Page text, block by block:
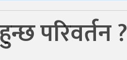
परिवर्तन ?